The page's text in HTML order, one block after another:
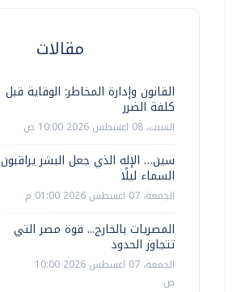
مقالات
القانون وإدارة المخاطر: الوقاية قبل
كلفة الضرر
السبت، 08 اغسطس 2026 10:00 ص
سين… الإله الذي جعل البشر يراقبون
السماء ليلًا
الجمعة، 07 اغسطس 2026 01:00 م
المصريات بالخارج... قوة مصر التي
تتجاوز الحدود
الجمعة، 07 اغسطس 2026 10:00
ص